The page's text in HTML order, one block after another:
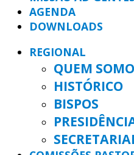
AGENDA
DOWNLOADS
REGIONAL
QUEM
HISTÓRICO
BISPOS